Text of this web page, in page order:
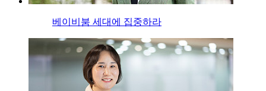
베이비붐 세대에 집중하라